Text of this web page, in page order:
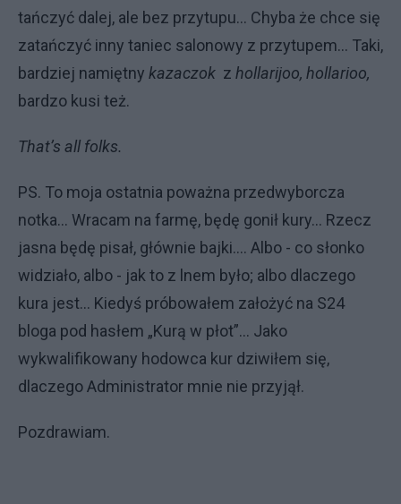
tańczyć dalej, ale bez przytupu... Chyba że chce się
zatańczyć inny taniec salonowy z przytupem... Taki,
bardziej namiętny kazaczok z hollarijoo, hollarioo,
bardzo kusi też.
That’s all folks.
PS. To moja ostatnia poważna przedwyborcza
notka... Wracam na farmę, będę gonił kury... Rzecz
jasna będę pisał, głównie bajki.... Albo - co słonko
widziało, albo - jak to z lnem było; albo dlaczego
kura jest... Kiedyś próbowałem założyć na S24
bloga pod hasłem „Kurą w płot”... Jako
wykwalifikowany hodowca kur dziwiłem się,
dlaczego Administrator mnie nie przyjął.
Pozdrawiam.